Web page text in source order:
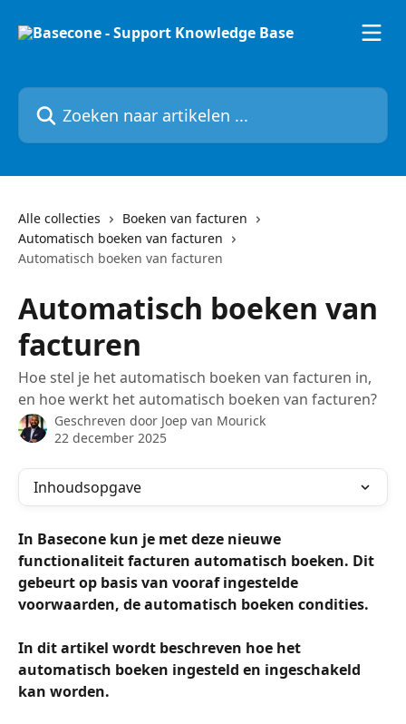
Zoeken naar artikelen ...
Alle collecties
Boeken van facturen
Automatisch boeken van facturen
Automatisch boeken van facturen
Automatisch boeken van
facturen
Hoe stel je het automatisch boeken van facturen in,
en hoe werkt het automatisch boeken van facturen?
Geschreven door Joep van Mourick
22 december 2025
Inhoudsopgave
In Basecone kun je met deze nieuwe
functionaliteit facturen automatisch boeken. Dit
gebeurt op basis van vooraf ingestelde
voorwaarden, de automatisch boeken condities.
In dit artikel wordt beschreven hoe het
automatisch boeken ingesteld en ingeschakeld
kan worden.